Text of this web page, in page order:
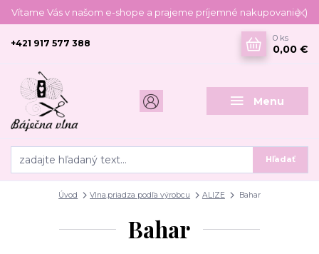
Vítame Vás v našom e-shope a prajeme príjemné nakupovanie :)
Menu
Hľadať
+421 917 577 388
0 ks
0,00 €
Úvod Vlna,priadza podľa výrobcu ALIZE Bahar
Bahar